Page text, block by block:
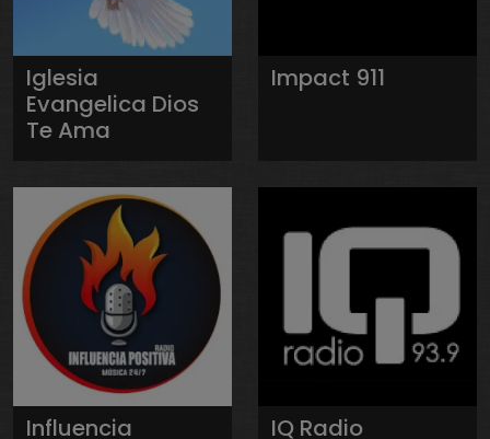
Iglesia
Evangelica Dios
Te Ama
Impact 911
Influencia
IQ Radio